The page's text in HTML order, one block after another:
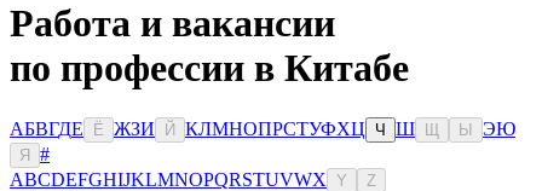
Работа и вакансии
по профессии в Китабе
АБВГДЕ Ё ЖЗИ Й КЛМНОПРСТУФХЦ Ч Ш Ы ЭЮ
Я
#
ABCDEFGHIJKLMNOPQRSTUVWX Y Z